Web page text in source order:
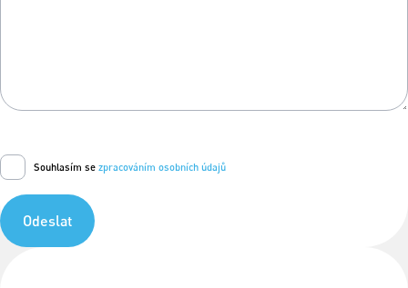
Souhlasím se zpracováním osobních údajů
Odeslat